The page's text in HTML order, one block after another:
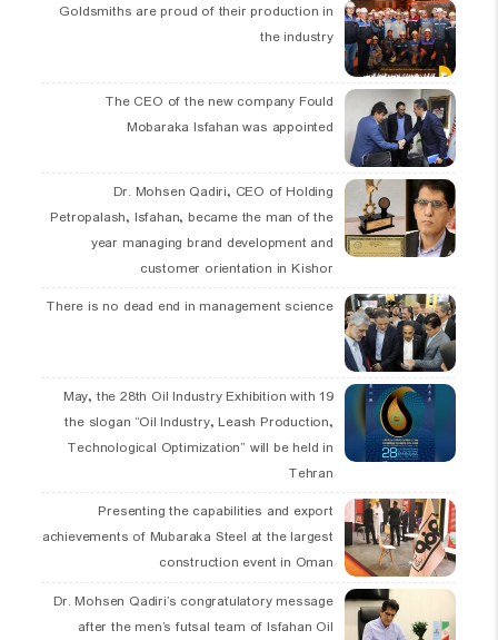
Goldsmiths are proud of their production in
the industry
The CEO of the new company Fould
Mobaraka Isfahan was appointed
Dr. Mohsen Qadiri, CEO of Holding
Petropalash, Isfahan, became the man of the
year managing brand development and
customer orientation in Kishor
There is no dead end in management science
19 May, the 28th Oil Industry Exhibition with
the slogan “Oil Industry, Leash Production,
Technological Optimization” will be held in
Tehran
Presenting the capabilities and export
achievements of Mubaraka Steel at the largest
construction event in Oman
Dr. Mohsen Qadiri’s congratulatory message
after the men’s futsal team of Isfahan Oil